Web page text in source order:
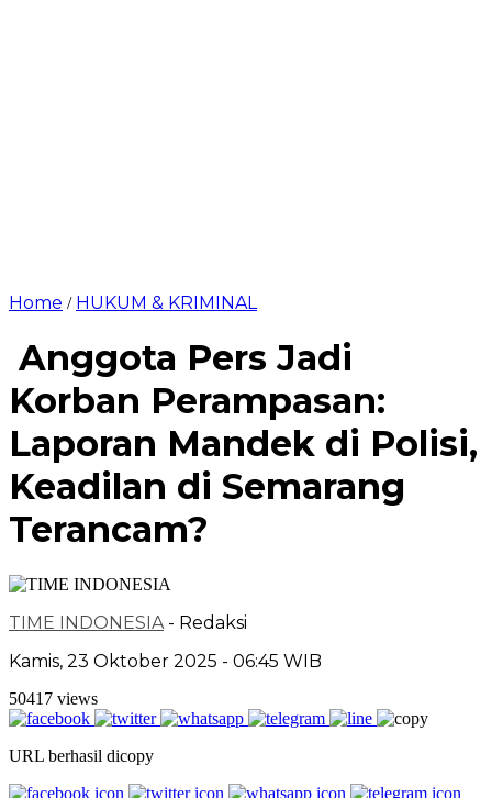
Home / HUKUM & KRIMINAL
Anggota Pers Jadi
Korban Perampasan:
Laporan Mandek di Polisi,
Keadilan di Semarang
Terancam?
TIME INDONESIA - Redaksi
Kamis, 23 Oktober 2025 - 06:45 WIB
50417 views
URL berhasil dicopy